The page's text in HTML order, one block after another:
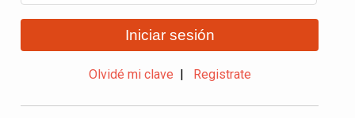
Iniciar sesión
Olvidé mi clave Registrate